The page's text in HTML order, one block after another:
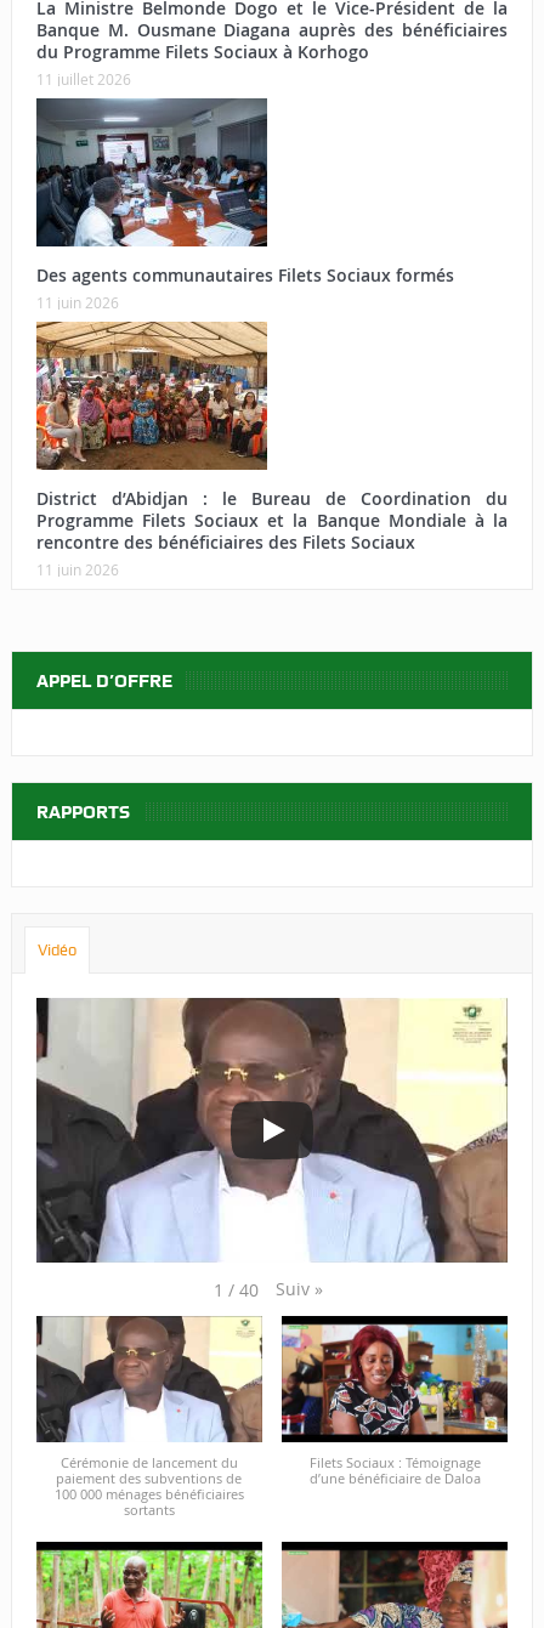
La Ministre Belmonde Dogo et le Vice-Président de la
Banque M. Ousmane Diagana auprès des bénéficiaires
du Programme Filets Sociaux à Korhogo
11 juillet 2026
Des agents communautaires Filets Sociaux formés
11 juin 2026
District d’Abidjan : le Bureau de Coordination du
Programme Filets Sociaux et la Banque Mondiale à la
rencontre des bénéficiaires des Filets Sociaux
11 juin 2026
APPEL D’OFFRE
RAPPORTS
Vidéo
1 / 40 Suiv »
Cérémonie de lancement du
paiement des subventions de
100 000 ménages bénéficiaires
sortants
Filets Sociaux : Témoignage
d’une bénéficiaire de Daloa